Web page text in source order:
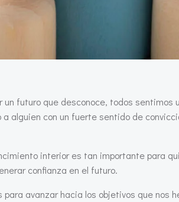
futuro que desconoce, todos
alguien con un fuerte sentido de
interior es tan importante para
confianza en el futuro.
avanzar hacia los objetivos que